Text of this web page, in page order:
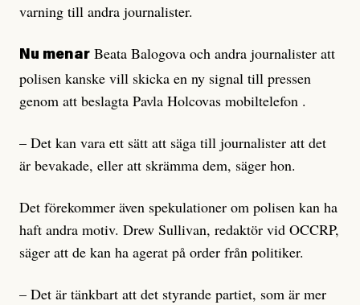
varning till andra journalister.
Nu menar Beata Balogova och andra journalister att
polisen kanske vill skicka en ny signal till pressen
genom att beslagta Pavla Holcovas mobiltelefon .
– Det kan vara ett sätt att säga till journalister att det
är bevakade, eller att skrämma dem, säger hon.
Det förekommer även spekulationer om polisen kan ha
haft andra motiv. Drew Sullivan, redaktör vid OCCRP,
säger att de kan ha agerat på order från politiker.
– Det är tänkbart att det styrande partiet, som är mer